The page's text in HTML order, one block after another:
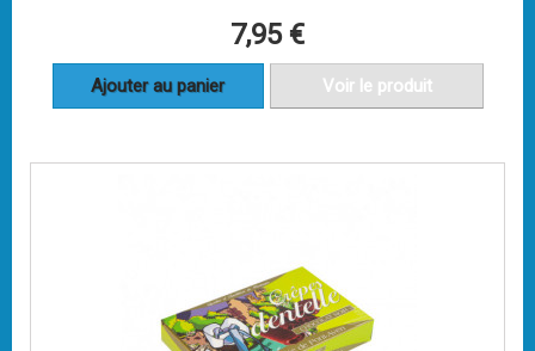
7,95 €
Ajouter au panier Voir le produit